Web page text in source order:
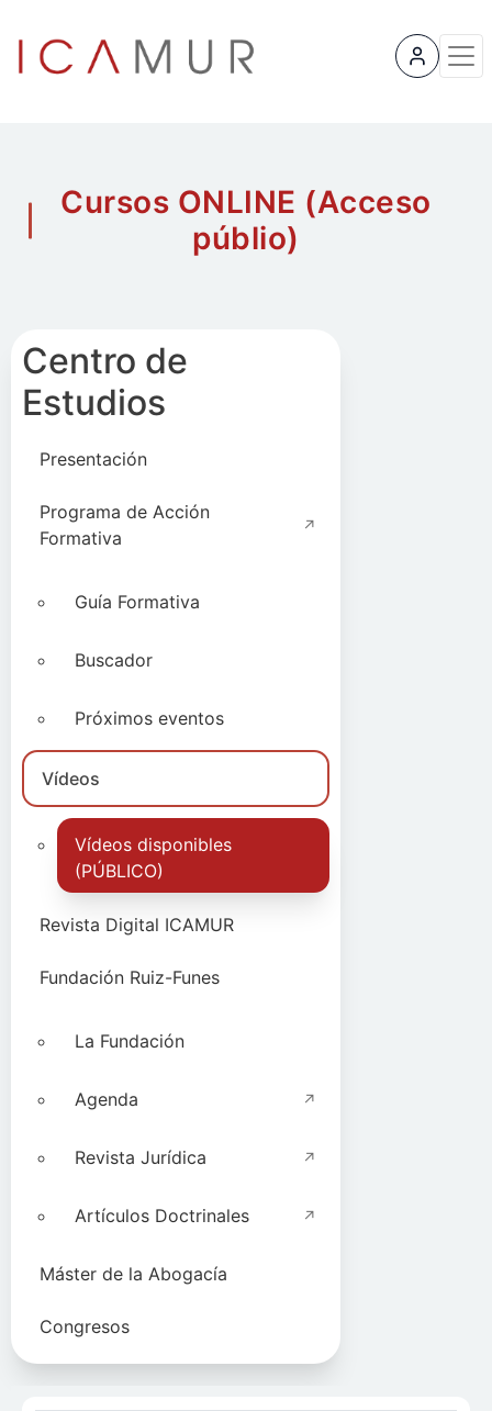
User
Cursos ONLINE (Acceso
públio)
Centro de
Estudios
Presentación
Programa de Acción
Formativa
Guía Formativa
Buscador
Próximos eventos
Vídeos
Vídeos disponibles
(PÚBLICO)
Revista Digital ICAMUR
Fundación Ruiz-Funes
La Fundación
Agenda
Revista Jurídica
Artículos Doctrinales
Máster de la Abogacía
Congresos